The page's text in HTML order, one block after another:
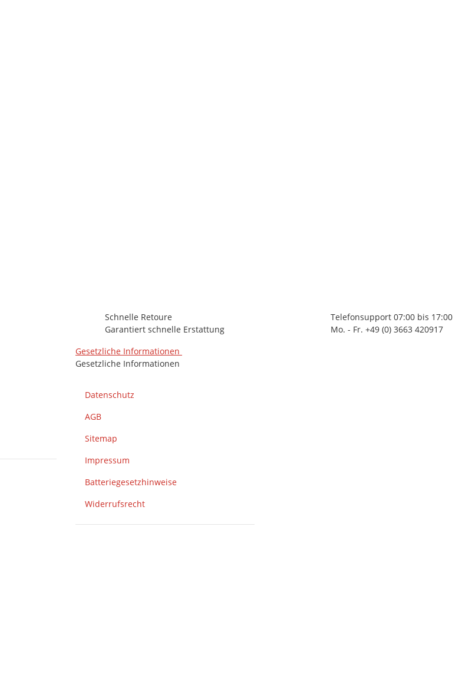
Schnelle Retoure
Garantiert schnelle Erstattung
Telefonsupport 07:00 bis 17:00
Mo. - Fr. +49 (0) 3663 420917
Gesetzliche Informationen
Gesetzliche Informationen
Datenschutz
AGB
Sitemap
Impressum
Batteriegesetzhinweise
Widerrufsrecht